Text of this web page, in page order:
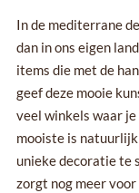
In de mediterrane
dan in ons eigen
items die met de
geef deze mooie
veel winkels waar
mooiste is
unieke decoratie te
zorgt nog meer